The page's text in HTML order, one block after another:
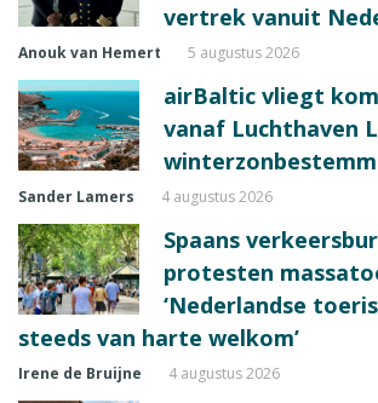
vertrek vanuit
Anouk van Hemert 5 augustus 2026
airBaltic vliegt
vanaf Luchthaven
Sander Lamers 4 augustus 2026
Spaans
protesten
‘Nederlandse
steeds van harte welkom’
Irene de Bruijne 4 augustus 2026